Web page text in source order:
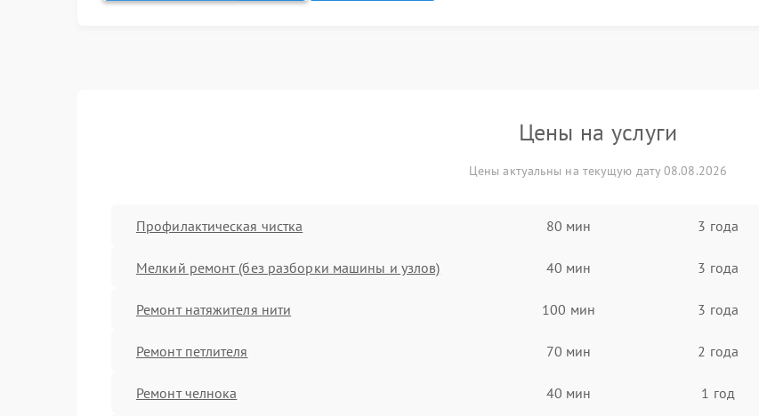
Цены на услуги
Цены актуальны на текущую дату 08.08.2026
Профилактическая чистка 80 мин 3 года
Мелкий ремонт (без разборки машины и узлов) 40 мин 3 года
Ремонт натяжителя нити 100 мин 3 года
Ремонт петлителя 70 мин 2 года
Ремонт челнока 40 мин 1 год